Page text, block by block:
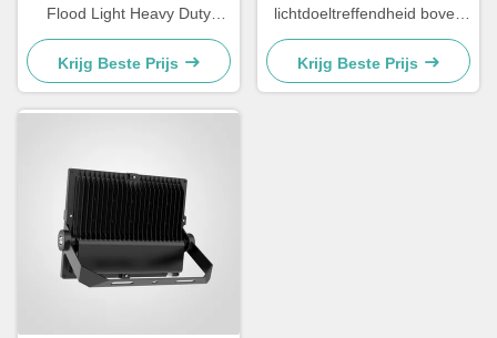
Flood Light Heavy Duty
Outdoor Lighting Ontworpen
voor beveiligingsverlichting
en openlucht evenementen
Krijg Beste Prijs
lichtdoeltreffendheid boven
110lmW
Temperatuurtolerantie min
20°C tot 45°C Verlichting
Krijg Beste Prijs